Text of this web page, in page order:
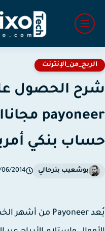
الحصول
بنكي
بوشعيب بنرحالي 02/06/2014
Payoneerمن أشهر